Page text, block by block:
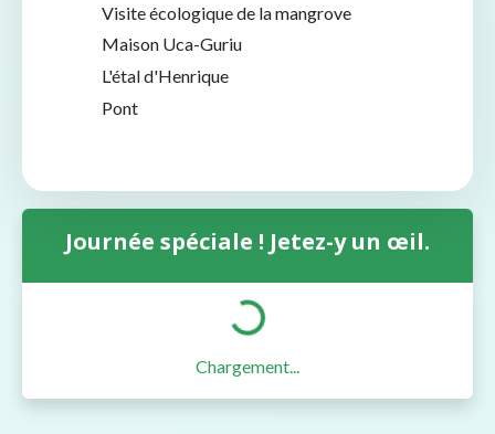
Visite écologique de la mangrove
Maison Uca-Guriu
L'étal d'Henrique
Pont
Journée spéciale ! Jetez-y un œil.
Chargement...